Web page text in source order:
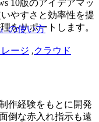
10版のアイデアマッ
やすさと効率性を提
をサポートします。
の使い方
ージ ,クラウド
作経験をもとに開発
倒な赤入れ指示も遠